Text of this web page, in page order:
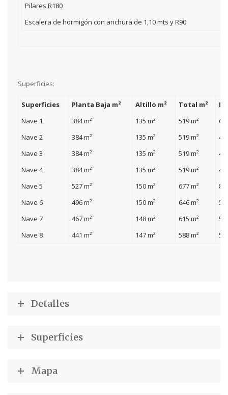
Pilares R180
Escalera de hormigón con anchura de 1,10 mts y R90
Superficies:
Superficies Planta Baja m² Altillo m² Total m²
Nave 1
384 m² 135 m² 519 m²
Nave 2
384 m² 135 m² 519 m²
Nave 3
384 m² 135 m² 519 m²
Nave 4
384 m² 135 m² 519 m²
Nave 5
527 m² 150 m² 677 m²
Nave 6
496 m² 150 m² 646 m²
Nave 7
467 m² 148 m² 615 m²
Nave 8
441 m² 147 m² 588 m²
Detalles
Superficies
Mapa